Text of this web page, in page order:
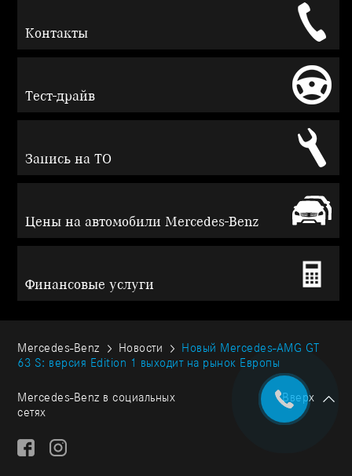
Контакты
Тест-драйв
Запись на ТО
Цены на автомобили Mercedes-Benz
Финансовые услуги
Mercedes-Benz Новости
Новый Mercedes-AMG GT
63 S: версия Edition 1 выходит на рынок Европы
Mercedes-Benz в социальных
сетях
Вверх